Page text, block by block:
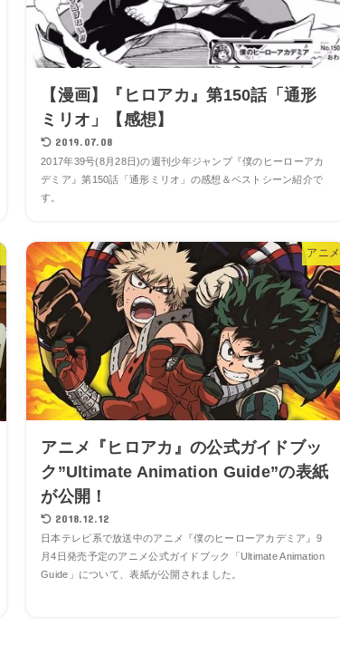
【漫画】『ヒロアカ』第150話「通形
ミリオ」【感想】
2019.07.08
2017年39号(8月28日)の週刊少年ジャンプ『僕のヒーローアカ
デミア』第150話「通形ミリオ」の感想＆ベストシーン紹介で
す。
アニメ
アニメ『ヒロアカ』の公式ガイドブッ
ク”Ultimate Animation Guide”の表紙
が公開！
2018.12.12
日本テレビ系で放送中のアニメ『僕のヒーローアカデミア』9
月4日発売予定のアニメ公式ガイドブック「Ultimate Animation
Guide」について、表紙が公開されました。